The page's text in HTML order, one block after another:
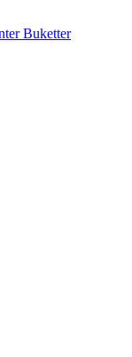
Buketter